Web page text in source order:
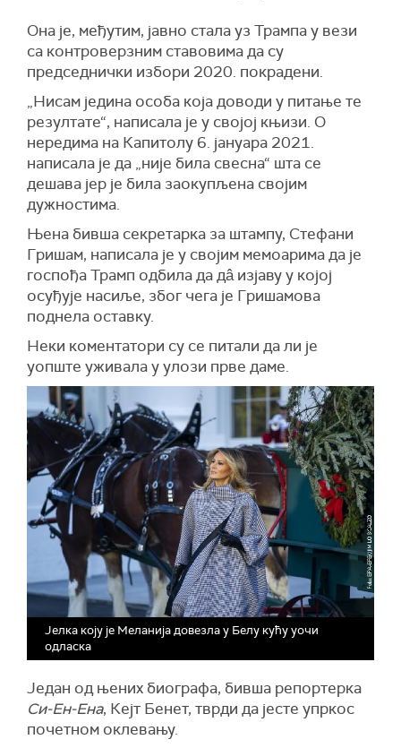
Она је, међутим, јавно стала уз Трампа у вези
са контроверзним ставовима да су
председнички избори 2020. покрадени.
„Нисам једина особа која доводи у питање те
резултате“, написала је у својој књизи. О
нередима на Капитолу 6. јануара 2021.
написала је да „није била свесна“ шта се
дешава јер је била заокупљена својим
дужностима.
Њена бивша секретарка за штампу, Стефани
Гришам, написала је у својим мемоарима да је
госпођа Трамп одбила да дâ изјаву у којој
осуђује насиље, због чега је Гришамова
поднела оставку.
Неки коментатори су се питали да ли је
уопште уживала у улози прве даме.
Јелка коју је Меланија довезла у Белу кућу уочи
одласка
Један од њених биографа, бивша репортерка
Си-Ен-Ена, Кејт Бенет, тврди да јесте упркос
почетном оклевању.